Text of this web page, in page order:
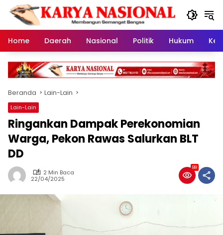
Langsung
konten
Home
Daerah Nasional Politik Hukum
Beranda Lain-Lain
Lain-Lain
Ringankan Dampak Perekonomian
Warga, Pekon Rawas Salurkan BLT
DD
2 Min Baca
22/04/2025
88